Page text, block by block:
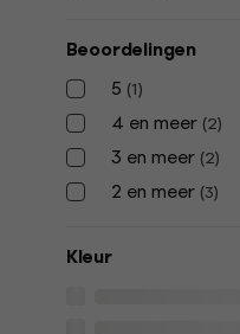
Beoordelingen
5 (1)
4 en meer (2)
3 en meer (2)
2 en meer (3)
Kleur